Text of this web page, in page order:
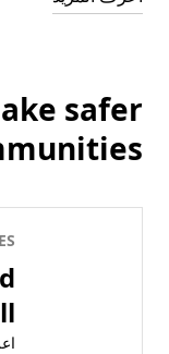
safer